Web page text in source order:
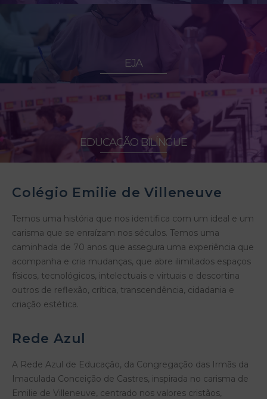
EJA
EDUCAÇÃO BILÍNGUE
Colégio Emilie de Villeneuve
Temos uma história que nos identifica com um ideal e um
carisma que se enraízam nos séculos. Temos uma
caminhada de 70 anos que assegura uma experiência que
acompanha e cria mudanças, que abre ilimitados espaços
físicos, tecnológicos, intelectuais e virtuais e descortina
outros de reflexão, crítica, transcendência, cidadania e
criação estética.
Rede Azul
A Rede Azul de Educação, da Congregação das Irmãs da
Imaculada Conceição de Castres, inspirada no carisma de
Emilie de Villeneuve, centrado nos valores cristãos,